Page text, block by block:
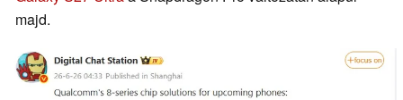
majd.